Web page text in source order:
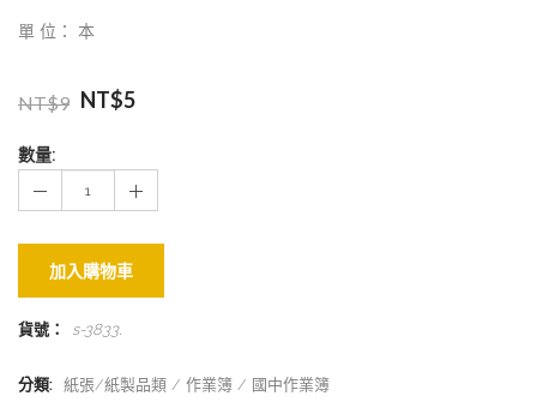
單 位： 本
NT$9 NT$5
數量:
加入購物車
貨號： s-3833.
分類: 紙張/紙製品類 作業簿 國中作業簿